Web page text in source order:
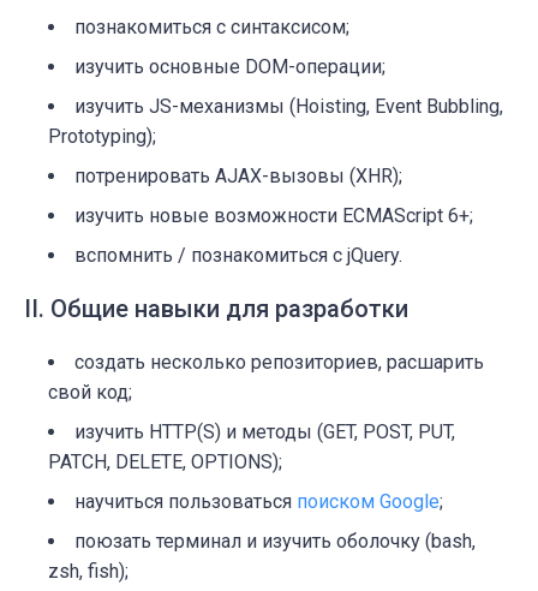
познакомиться с синтаксисом;
изучить основные DOM-операции;
изучить JS-механизмы (Hoisting, Event Bubbling,
Prototyping);
потренировать AJAX-вызовы (XHR);
изучить новые возможности ECMAScript 6+;
вспомнить / познакомиться с jQuery.
II. Общие навыки для разработки
создать несколько репозиториев, расшарить
свой код;
изучить HTTP(S) и методы (GET, POST, PUT,
PATCH, DELETE, OPTIONS);
научиться пользоваться поиском Google;
поюзать терминал и изучить оболочку (bash,
zsh, fish);